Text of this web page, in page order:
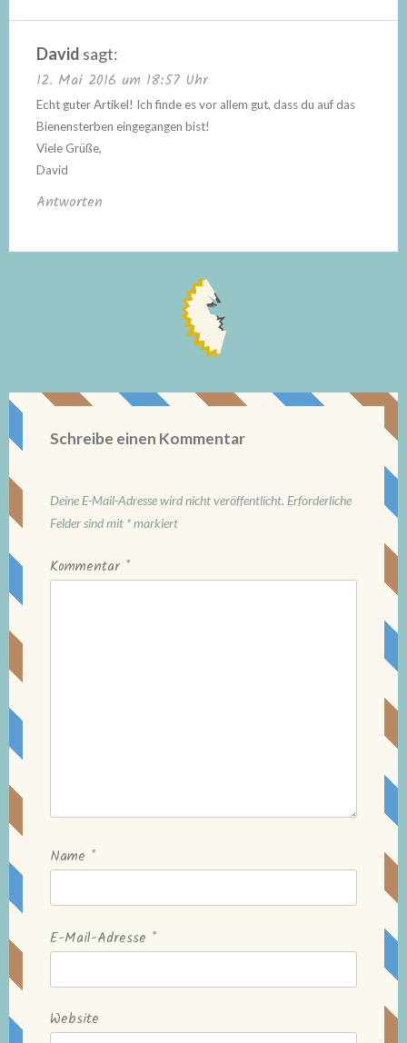
David sagt:
12. Mai 2016 um 18:57 Uhr
Echt guter Artikel! Ich finde es vor allem gut, dass du auf das
Bienensterben eingegangen bist!
Viele Grüße,
David
Antworten
Schreibe einen Kommentar
Deine E-Mail-Adresse wird nicht veröffentlicht. Erforderliche
Felder sind mit *markiert
Kommentar *
Name *
E-Mail-Adresse *
Website